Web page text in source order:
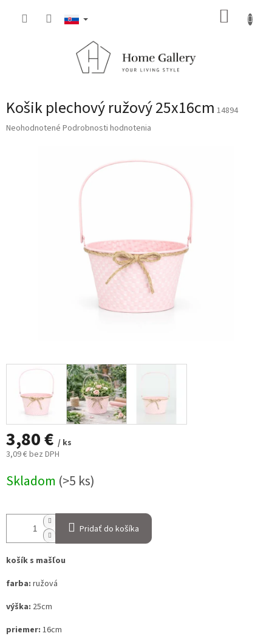
Košik plechový ružový 25x16cm 14894
Priemerné
Neohodnotené Podrobnosti hodnotenia
3,80 € / ks
3,09 € bez DPH
cena:
Skladom (>5 ks)
Pridať do košíka
košík s mašľou
farba: ružová
výška: 25cm
priemer: 16cm